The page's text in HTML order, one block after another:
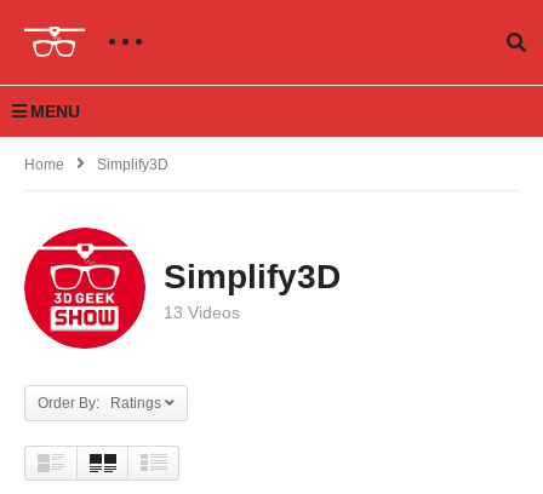
MENU
Home Simplify3D
Simplify3D
13 Videos
Order By: Ratings